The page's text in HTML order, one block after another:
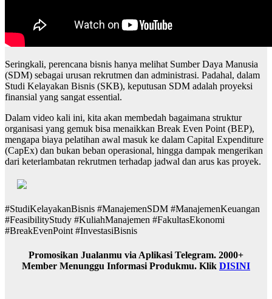
Seringkali, perencana bisnis hanya melihat Sumber Daya Manusia
(SDM) sebagai urusan rekrutmen dan administrasi. Padahal, dalam
Studi Kelayakan Bisnis (SKB), keputusan SDM adalah proyeksi
finansial yang sangat essential.
Dalam video kali ini, kita akan membedah bagaimana struktur
organisasi yang gemuk bisa menaikkan Break Even Point (BEP),
mengapa biaya pelatihan awal masuk ke dalam Capital Expenditure
(CapEx) dan bukan beban operasional, hingga dampak mengerikan
dari keterlambatan rekrutmen terhadap jadwal dan arus kas proyek.
#StudiKelayakanBisnis #ManajemenSDM #ManajemenKeuangan
#FeasibilityStudy #KuliahManajemen #FakultasEkonomi
#BreakEvenPoint #InvestasiBisnis
Promosikan Jualanmu via Aplikasi Telegram. 2000+
Member Menunggu Informasi Produkmu. Klik DISINI